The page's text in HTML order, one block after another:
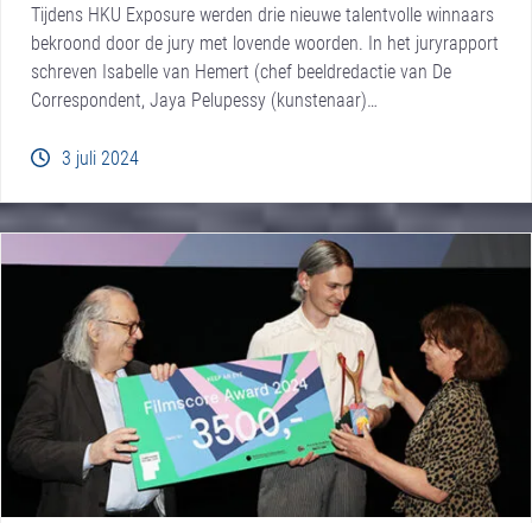
Tijdens HKU Exposure werden drie nieuwe talentvolle winnaars
bekroond door de jury met lovende woorden. In het juryrapport
schreven Isabelle van Hemert (chef beeldredactie van De
Correspondent, Jaya Pelupessy (kunstenaar)…
3 juli 2024